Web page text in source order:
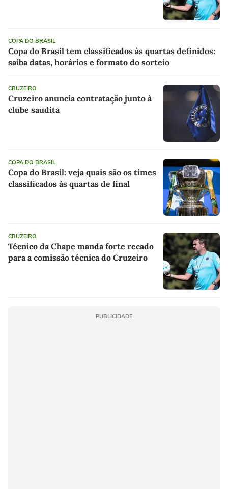
COPA DO BRASIL
Copa do Brasil tem classificados às quartas definidos:
saiba datas, horários e formato do sorteio
CRUZEIRO
Cruzeiro anuncia contratação junto à
clube saudita
COPA DO BRASIL
Copa do Brasil: veja quais são os times
classificados às quartas de final
CRUZEIRO
Técnico da Chape manda forte recado
para a comissão técnica do Cruzeiro
PUBLICIDADE